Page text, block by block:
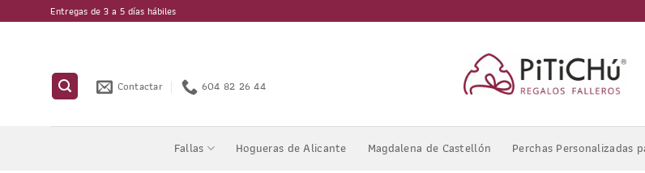
al
Entregas de 3 a 5 días hábiles
Contactar 604 82 26 44
Fallas Hogueras de Alicante Magdalena de Castellón Perchas Personalizadas